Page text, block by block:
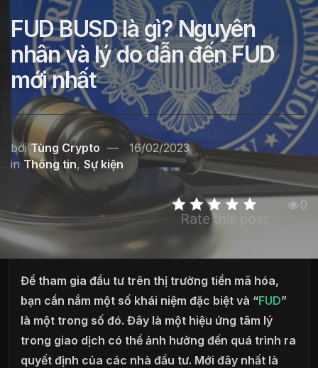
FUD BUSD là gì? Nguyên
nhân và lý do dẫn đến FUD
mới nhất
bởi Tùng Crypto
16/02/2023
in Thông tin, Sự kiện
Rate this post
0
Để tham gia đầu tư trên thị trường tiền mã hóa,
bạn cần nắm một số khái niệm đặc biệt và “FUD”
là một trong số đó. Đây là một hiệu ứng tâm lý
trong giao dịch có thể ảnh hưởng đến quá trình ra
quyết định của các nhà đầu tư. Mới đây nhất là